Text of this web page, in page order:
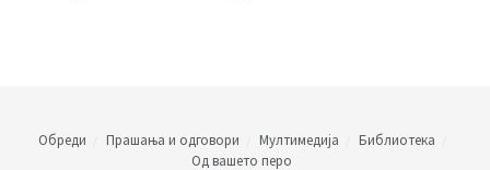
Обреди Прашања и одговори Мултимедија
Библиотека
Од вашето перо